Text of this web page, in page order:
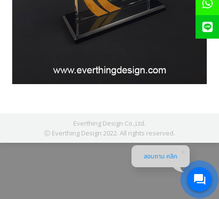
Everthing Design Co.,Ltd.
Ⓒ Everthing Design 2022. All rights reserved.
สอบถาม คลิก